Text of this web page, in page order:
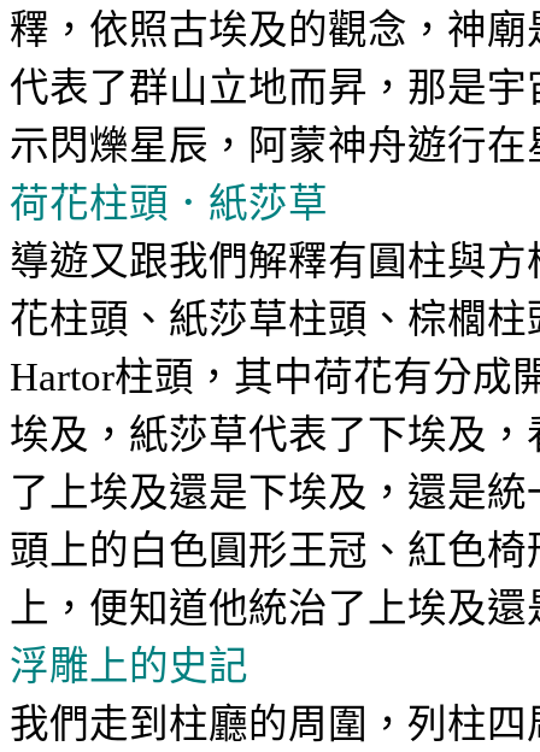
釋，依照古埃及的觀念，神
代表了群山立地而昇，那是
示閃爍星辰，阿蒙神舟遊行
荷花柱頭．紙莎草
導遊又跟我們解釋有圓柱與
花柱頭、紙莎草柱頭、棕櫚
Hartor柱頭，其中荷花有分成
埃及，紙莎草代表了下埃及
了上埃及還是下埃及，還是
頭上的白色圓形王冠、紅色
上，便知道他統治了上埃及
浮雕上的史記
我們走到柱廳的周圍，列柱